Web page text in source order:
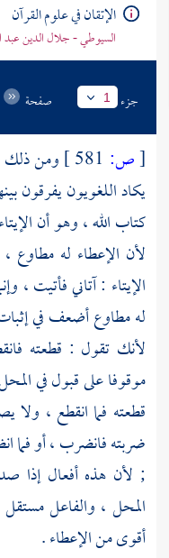
الإتقان في علوم القرآن
السيوطي - جلال الدين عبد
جزء 1 صفحة
[ص: ومن
يكاد اللغويون يفرقون
كتاب الله ، وهو أن
لأن الإعطاء له
الإيتاء : آتاني فأتيت ،
له مطاوع أضعف في
لأنك تقول : قطعته
موقوفا على قبول في
قطعته فما انقطع ، ولا
ضربته فانضرب ، أو فما
; لأن هذه أفعال إذا
المحل ، والفاعل مستقل
أقوى من الإعطاء .